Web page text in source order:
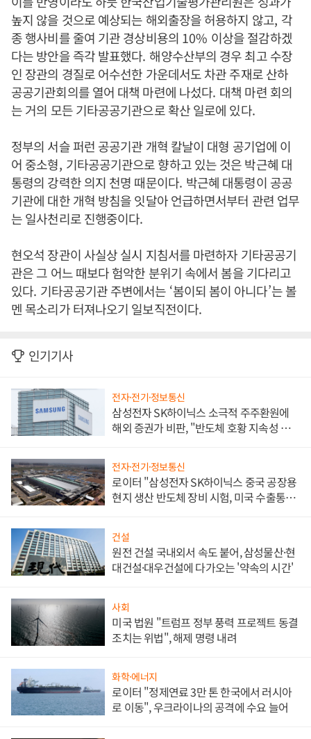
높지 않을 것으로 예상되는 해외출장을 허용하지 않고, 각
종 행사비를 줄여 기관 경상비용의 10% 이상을 절감하겠
다는 방안을 즉각 발표했다.해양수산부의 경우 최고 수장
인 장관의 경질로 어수선한 가운데서도 차관 주재로 산하
공공기관회의를 열어 대책 마련에 나섰다. 대책 마련 회의
는 거의 모든 기타공공기관으로 확산 일로에 있다.
정부의 서슬 퍼런 공공기관 개혁 칼날이 대형 공기업에 이
어 중소형, 기타공공기관으로 향하고 있는 것은 박근혜 대
통령의 강력한 의지 천명 때문이다. 박근혜 대통령이 공공
기관에 대한 개혁 방침을 잇달아 언급하면서부터 관련 업무
는 일사천리로 진행중이다.
현오석 장관이 사실상 실시 지침서를 마련하자 기타공공기
관은 그 어느 때보다 험악한 분위기 속에서 봄을 기다리고
있다. 기타공공기관 주변에서는 ‘봄이되 봄이 아니다’는 볼
멘 목소리가 터져나오기 일보직전이다.
인기기사
전자·전기·정보통신
삼성전자 SK하이닉스 소극적 주주환원에
해외 증권가 비판, "반도체 호황 지속성 의
전자·전기·정보통신
로이터 "삼성전자 SK하이닉스 중국 공장용
현지 생산 반도체 장비 시험, 미국 수출통제
건설
원전 건설 국내외서 속도 붙어, 삼성물산·현
대건설·대우건설에 다가오는 '약속의 시간'
사회
미국 법원 "트럼프 정부 풍력 프로젝트 동결
조치는 위법", 해제 명령 내려
화학·에너지
로이터 "정제연료 3만 톤 한국에서 러시아
로 이동", 우크라이나의 공격에 수요 늘어